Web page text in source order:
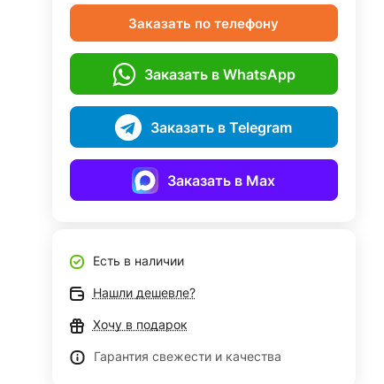
Заказать по телефону
Заказать в WhatsApp
Заказать в Telegram
Заказать в Max
Есть в наличии
Нашли дешевле?
Хочу в подарок
Гарантия свежести и качества